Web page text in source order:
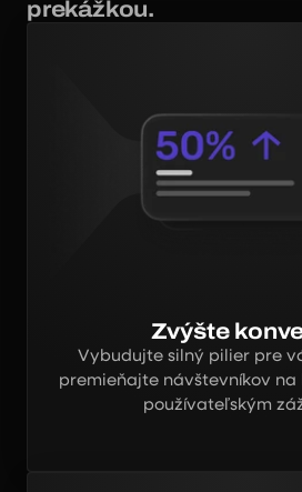
prekážkou.
Zvýšte
Vybudujte silný pilier pre
premieňajte návštevníkov na
používateľským